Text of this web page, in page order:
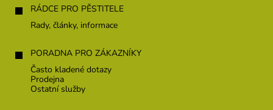
RÁDCE PRO PĚSTITELE
Rady, články, informace
PORADNA PRO ZÁKAZNÍKY
Často kladené dotazy
Prodejna
Ostatní služby